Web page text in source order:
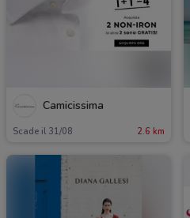
Camicissima
Scade il 31/08 2.6 km